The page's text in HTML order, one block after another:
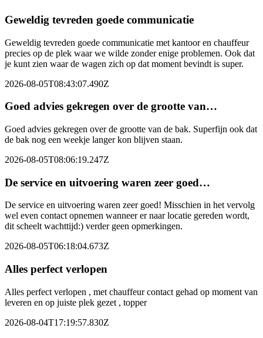
Geweldig tevreden goede communicatie
Geweldig tevreden goede communicatie met kantoor en chauffeur
precies op de plek waar we wilde zonder enige problemen. Ook dat
je kunt zien waar de wagen zich op dat moment bevindt is super.
2026-08-05T08:43:07.490Z
Goed advies gekregen over de grootte van…
Goed advies gekregen over de grootte van de bak. Superfijn ook dat
de bak nog een weekje langer kon blijven staan.
2026-08-05T08:06:19.247Z
De service en uitvoering waren zeer goed…
De service en uitvoering waren zeer goed! Misschien in het vervolg
wel even contact opnemen wanneer er naar locatie gereden wordt,
dit scheelt wachttijd:) verder geen opmerkingen.
2026-08-05T06:18:04.673Z
Alles perfect verlopen
Alles perfect verlopen , met chauffeur contact gehad op moment van
leveren en op juiste plek gezet , topper
2026-08-04T17:19:57.830Z